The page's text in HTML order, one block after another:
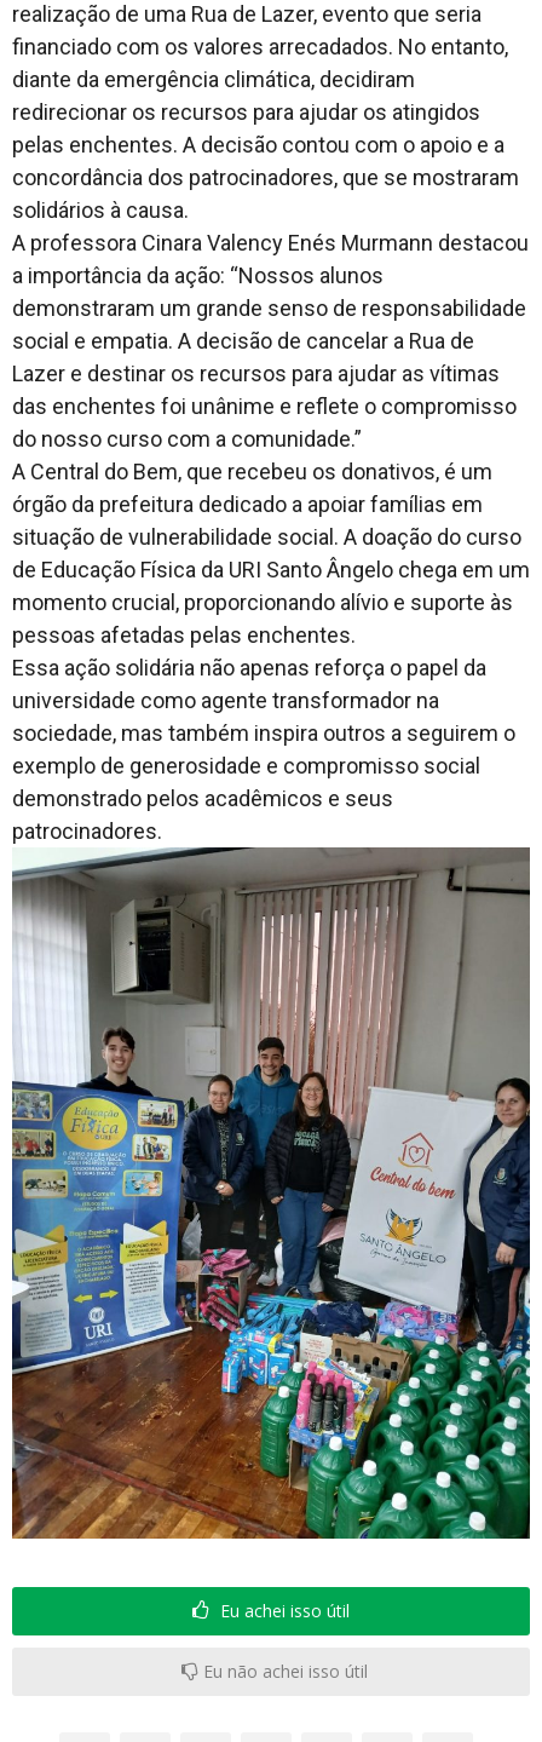
realização de uma Rua de Lazer, evento que seria
financiado com os valores arrecadados. No entanto,
diante da emergência climática, decidiram
redirecionar os recursos para ajudar os atingidos
pelas enchentes. A decisão contou com o apoio e a
concordância dos patrocinadores, que se mostraram
solidários à causa.
A professora Cinara Valency Enés Murmann destacou
a importância da ação: “Nossos alunos
demonstraram um grande senso de responsabilidade
social e empatia. A decisão de cancelar a Rua de
Lazer e destinar os recursos para ajudar as vítimas
das enchentes foi unânime e reflete o compromisso
do nosso curso com a comunidade.”
A Central do Bem, que recebeu os donativos, é um
órgão da prefeitura dedicado a apoiar famílias em
situação de vulnerabilidade social. A doação do curso
de Educação Física da URI Santo Ângelo chega em um
momento crucial, proporcionando alívio e suporte às
pessoas afetadas pelas enchentes.
Essa ação solidária não apenas reforça o papel da
universidade como agente transformador na
sociedade, mas também inspira outros a seguirem o
exemplo de generosidade e compromisso social
demonstrado pelos acadêmicos e seus
patrocinadores.
Eu achei isso útil
Eu não achei isso útil